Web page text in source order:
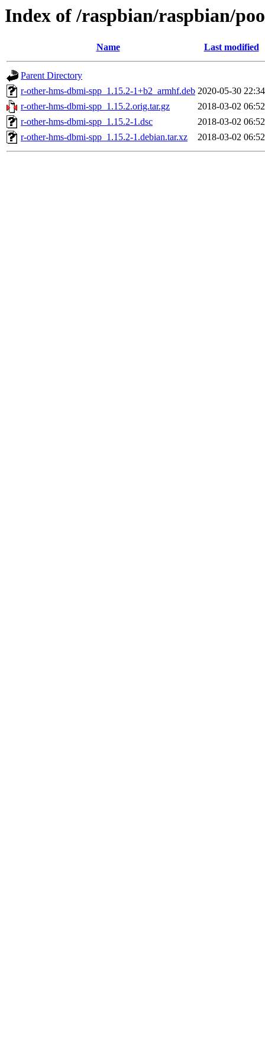
Index of /raspbian/raspbian/
Name Last modified
Parent Directory
r-other-hms-dbmi-spp_1.15.2-1+b2_armhf.deb 2020-05-30 22:34
r-other-hms-dbmi-spp_1.15.2.orig.tar.gz
2018-03-02 06:52
r-other-hms-dbmi-spp_1.15.2-1.dsc
2018-03-02 06:52
r-other-hms-dbmi-spp_1.15.2-1.debian.tar.xz
2018-03-02 06:52